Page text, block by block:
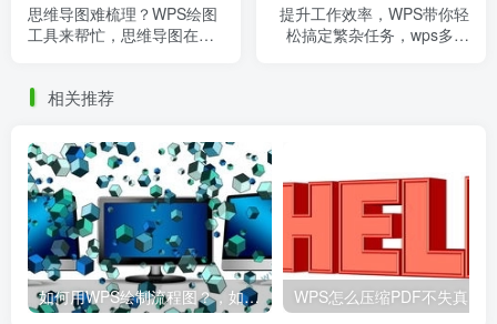
思维导图难梳理？WPS绘图
工具来帮忙，思维导图在
提升工作效率，WPS带你轻
松搞定繁杂任务，wps多任
相关推荐
如何用WPS绘制流程图？，如何用wps绘制流程图并保存